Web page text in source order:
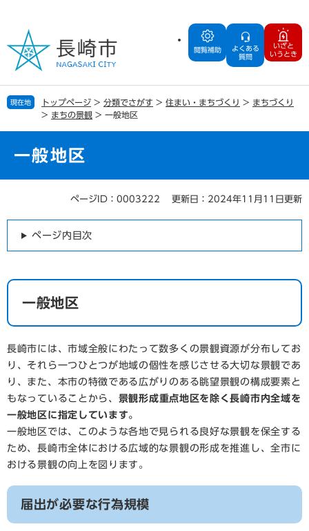
の
で
す
ー
ば
し
閲覧補助
よくある
質問
いざと
いうとき
現在地 トップページ > 分類でさがす > 住まい・まちづくり > まちづくり
> まちの景観 > 一般地区
一般地区
ページID：0003222 更新日：2024年11月11日更新
ページ内目次
一般地区
長崎市には、市域全般にわたって数多くの景観資源が分布してお
り、それら一つひとつが地域の個性を感じさせる大切な景観であ
り、また、本市の特徴である広がりのある眺望景観の構成要素と
もなっていることから、 景観形成重点地区を除く長崎市内全域を
一般地区に指定しています。
一般地区では、このような各地で見られる良好な景観を保全する
ため、長崎市全体における広域的な景観の形成を推進し、全市に
おける景観の向上を図ります。
届出が必要な行為規模